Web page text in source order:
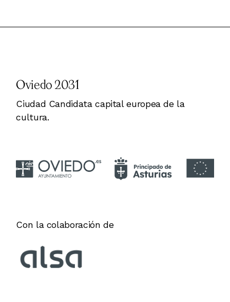
Oviedo 2031
Ciudad Candidata capital europea de la
cultura.
Con la colaboración de